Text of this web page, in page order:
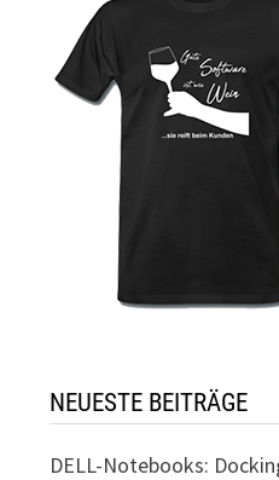
NEUESTE BEITRÄGE
DELL-Notebooks: